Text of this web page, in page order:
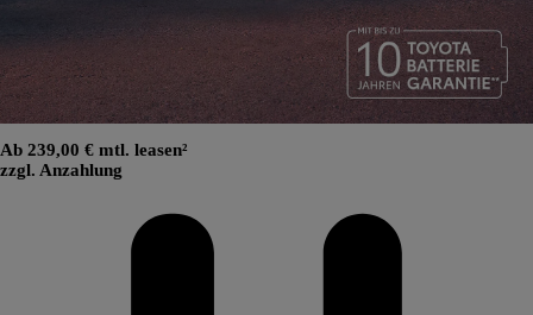
Ab 239,00 € mtl. leasen²
zzgl. Anzahlung